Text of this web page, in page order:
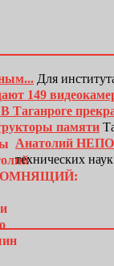
Для
149
Таганроге
памяти
Анатолий
технических